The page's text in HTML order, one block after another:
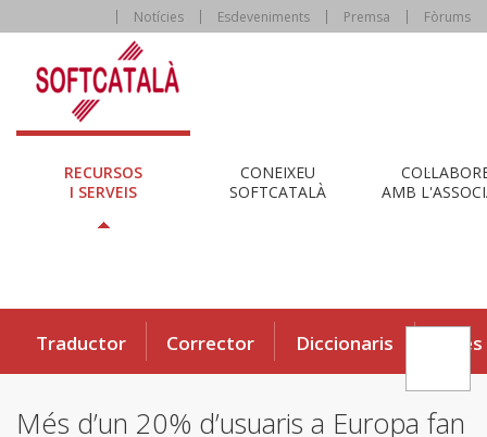
Notícies Esdeveniments Premsa Fòrums
RECURSOS
I SERVEIS
CONEIXEU
SOFTCATALÀ
AMB
Traductor Corrector Diccionaris Eines
Més d’un 20% d’usuaris a Europa fan